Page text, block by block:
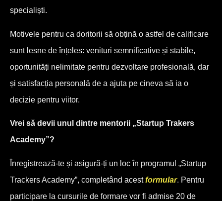
specialiști.
Motivele pentru ca doritorii să obțină o astfel de calificare
sunt lesne de înțeles: venituri semnificative și stabile,
oportunități nelimitate pentru dezvoltare profesională, dar
și satisfacția personală de a ajuta pe cineva să ia o
decizie pentru viitor.
Vrei să devii unul dintre mentorii „Startup Trakers
Academy”?
Înregistrează-te și asigură-ți un loc în programul „Startup
Trackers Academy”, completând acestformular. Pentru
participare la cursurile de formare vor fi admise 20 de